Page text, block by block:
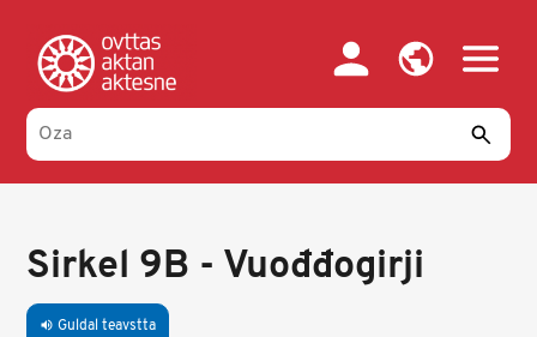
main
content
Sirkel 9B - Vuođđogirji
volume_up Guldal teavstta